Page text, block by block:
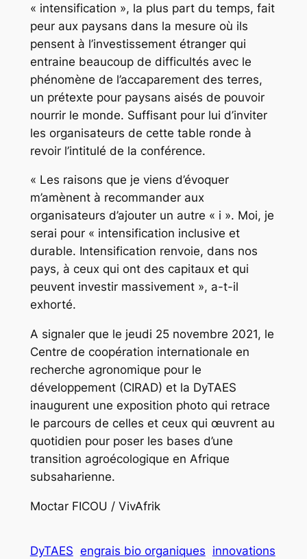
« intensification », la plus part du temps, fait
peur aux paysans dans la mesure où ils
pensent à l’investissement étranger qui
entraine beaucoup de difficultés avec le
phénomène de l’accaparement des terres,
un prétexte pour paysans aisés de pouvoir
nourrir le monde. Suffisant pour lui d’inviter
les organisateurs de cette table ronde à
revoir l’intitulé de la conférence.
« Les raisons que je viens d’évoquer
m’amènent à recommander aux
organisateurs d’ajouter un autre « i ». Moi, je
serai pour « intensification inclusive et
durable. Intensification renvoie, dans nos
pays, à ceux qui ont des capitaux et qui
peuvent investir massivement », a-t-il
exhorté.
A signaler que le jeudi 25 novembre 2021, le
Centre de coopération internationale en
recherche agronomique pour le
développement (CIRAD) et la DyTAES
inaugurent une exposition photo qui retrace
le parcours de celles et ceux qui œuvrent au
quotidien pour poser les bases d’une
transition agroécologique en Afrique
subsaharienne.
Moctar FICOU / VivAfrik
DyTAES engrais bio organiques innovations